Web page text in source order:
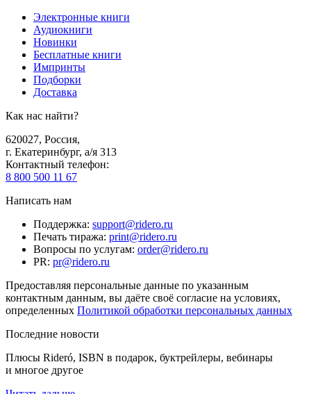
Электронные книги
Аудиокниги
Новинки
Бесплатные книги
Импринты
Подборки
Доставка
Как нас найти?
620027, Россия,
г. Екатеринбург, а/я 313
Контактный телефон:
8 800 500 11 67
Написать нам
Поддержка: support@ridero.ru
Печать тиража: print@ridero.ru
Вопросы по услугам: order@ridero.ru
PR: pr@ridero.ru
Предоставляя персональные данные по указанным
контактным данным, вы даёте своё согласие на условиях,
определенных Политикой обработки персональных данных
Последние новости
Плюсы Rideró, ISBN в подарок, буктрейлеры, вебинары
и многое другое